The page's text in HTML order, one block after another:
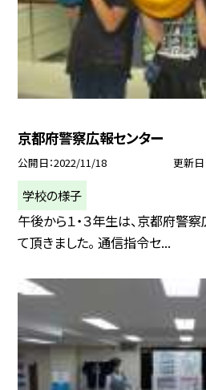
京都府警察広報センター
公開日 2022/11/18 更新日
学校の様子
午後から１・３年生は、京都府警
て頂きました。 通信指令セ...